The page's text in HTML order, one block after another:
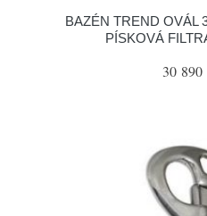
BAZÉN TREND OVÁL
PÍSKOVÁ
30